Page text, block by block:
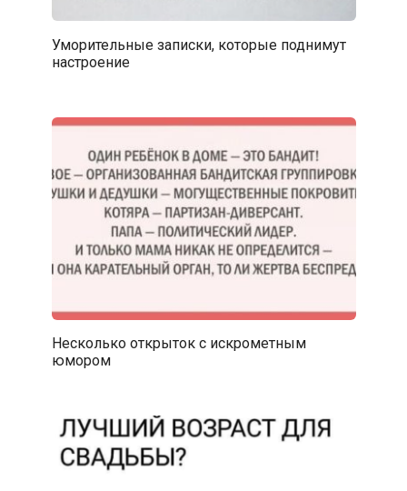
Уморительные записки, которые поднимут
настроение
Несколько открыток с искрометным
юмором